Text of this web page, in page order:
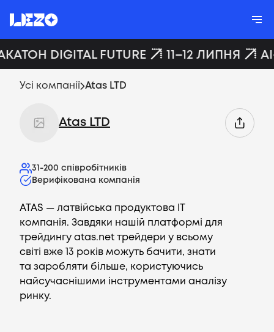
DIGITAL FUTURE 11–12 ЛИПНЯ
Усі компанії Atas LTD
Atas LTD
31-200 співробітників
Верифікована компанія
ATAS — латвійська продуктова IT
компанія. Завдяки нашій платформі для
трейдингу atas.net трейдери у всьому
світі вже 13 років можуть бачити, знати
та заробляти більше, користуючись
найсучаснішими інструментами аналізу
ринку.